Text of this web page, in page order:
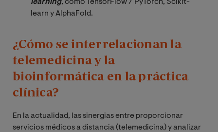
learning, como TensorFlow / PyTorch, Scikit-
learn y AlphaFold.
¿Cómo se interrelacionan la
telemedicina y la
bioinformática en la práctica
clínica?
En la actualidad, las sinergias entre proporcionar
servicios médicos a distancia (telemedicina) y analizar